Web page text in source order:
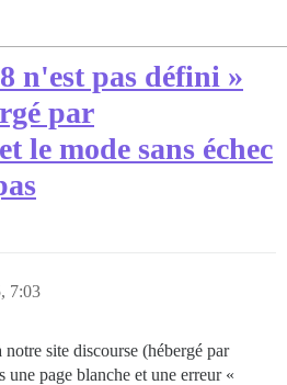
n'est pas défini »
par
le mode sans échec
7:03
notre site discourse (hébergé par
une page blanche et une erreur «